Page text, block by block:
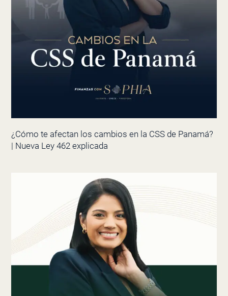
¿Cómo te afectan los cambios en la CSS de Panamá?
| Nueva Ley 462 explicada